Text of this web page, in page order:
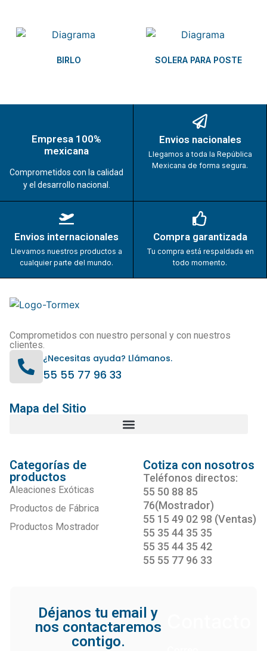
BIRLO SOLERA PARA POSTE
Empresa 100%
mexicana
Comprometidos con la calidad
y el desarrollo nacional.
Envios nacionales
Llegamos a toda la República
Mexicana de forma segura.
Envios internacionales
Llevamos nuestros productos a
cualquier parte del mundo.
Compra garantizada
Tu compra está respaldada en
todo momento.
Comprometidos con nuestro personal y con nuestros
clientes.
¿Necesitas ayuda? Llámanos.
55 55 77 96 33
Mapa del Sitio
Categorías de
productos
Aleaciones Exóticas
Productos de Fábrica
Productos Mostrador
Cotiza con nosotros
Teléfonos directos:
55 50 88 85
76(Mostrador)
55 15 49 02 98 (Ventas)
55 35 44 35 35
55 35 44 35 42
55 55 77 96 33
Déjanos tu email y
nos contactaremos
contigo.